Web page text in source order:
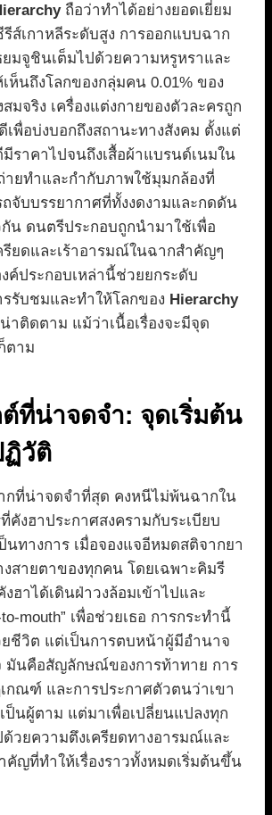
ถือว่าทำได้อย่างยอดเยี่ยม
ส์เกาหลีระดับสูง การออกแบบฉาก
ยมจูชินเต็มไปด้วยความหรูหราและ
ห็นถึงโลกของกลุ่มคน 0.01% ของ
มจริง เครื่องแต่งกายของตัวละครถูก
เพื่อบ่งบอกถึงสถานะทางสังคม ตั้งแต่
ราคาไปจนถึงเสื้อผ้าแบรนด์เนมใน
ายทำและกำกับภาพใช้มุมกล้องที่
จับบรรยากาศที่ทั้งงดงามและกดดัน
กัน ดนตรีประกอบถูกนำมาใช้เพื่อ
รียดและเร้าอารมณ์ในฉากสำคัญๆ
ค์ประกอบเหล่านี้ช่วยยกระดับ
รับชมและทำให้โลกของ Hierarchy
าติดตาม แม้ว่าเนื้อเรื่องจะมีจุด
ตาม
ที่น่าจดจำ: จุดเริ่มต้น
ฏิวัติ
กที่น่าจดจำที่สุด คงหนีไม่พ้นฉากใน
คังฮาประกาศสงครามกับระเบียบ
นทางการ เมื่อจองแจอีหมดสติจากยา
สายตาของทุกคน โดยเฉพาะคิมรี
ฮาได้เดินฝ่าวงล้อมเข้าไปและ
mouth” เพื่อช่วยเธอ การกระทำนี้
ชีวิต แต่เป็นการตบหน้าผู้มีอำนาจ
มันคือสัญลักษณ์ของการท้าทาย การ
กณฑ์ และการประกาศตัวตนว่าเขา
ป็นผู้ตาม แต่มาเพื่อเปลี่ยนแปลงทุก
วยความตึงเครียดทางอารมณ์และ
คัญที่ทำให้เรื่องราวทั้งหมดเริ่มต้นขึ้น